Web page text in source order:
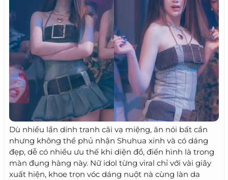
Dù nhiều lần dính tranh cãi vạ miệng, ăn nói bất cần
nhưng không thể phủ nhận Shuhua xinh và có dáng
đẹp, dễ có nhiều ưu thế khi diện đồ, điển hình là trong
màn đụng hàng này. Nữ idol từng viral chỉ với vài giây
xuất hiện, khoe trọn vóc dáng nuột nà cùng làn da